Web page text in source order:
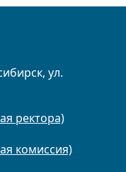
ул.
ректора)
комиссия)